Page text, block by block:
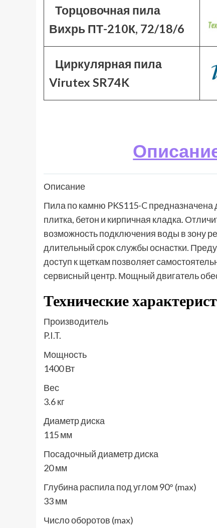
Торцовочная пила
Вихрь ПТ-210К, 72/18/6
Циркулярная пила
Virutex SR74K
Описание
Пила по камню PKS115-C предназначена
плитка, бетон и кирпичная кладка.
возможность подключения воды в зону
длительный срок службы оснастки.
доступ к щеткам позволяет
сервисный центр. Мощный двигатель
Технические
Производитель
P.I.T.
Мощность
1400 Вт
Вес
3.6 кг
Диаметр диска
115 мм
Посадочный диаметр диска
20 мм
Глубина распила под углом 90° (max)
33 мм
Число оборотов (max)